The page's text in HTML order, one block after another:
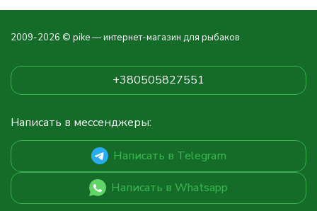
2009-2026 © pike — интернет-магазин для рыбаков
+380505827551
Написать в мессенджеры:
Написать в Telegram
Написать в Whatsapp